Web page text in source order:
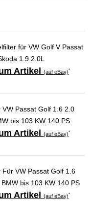
für VW Golf V Passat
1.9 2.0L
Artikel(auf eBay)*
VW Passat Golf 1.6 2.0
bis 103 KW 140 PS
Artikel(auf eBay)*
Für VW Passat Golf 1.6
bis 103 KW 140 PS
Artikel(auf eBay)*